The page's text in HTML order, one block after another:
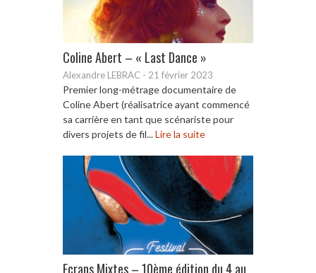
Coline Abert – « Last Dance »
Alexandre LEBRAC - 21 février 2023
Premier long-métrage documentaire de
Coline Abert (réalisatrice ayant commencé
sa carrière en tant que scénariste pour
divers projets de fil...Lire la suite
Ecrans Mixtes – 10ème édition du 4 au